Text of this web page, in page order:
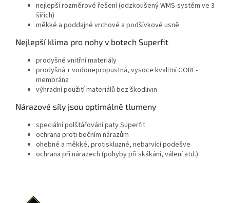
nejlepší rozměrové řešení (odzkoušený WMS-systém ve 3
šířích)
měkké a poddajné vrchové a podšívkové usně
Nejlepší klima pro nohy v botech Superfit
prodyšné vnitřní materiály
prodyšná + vodonepropustná, vysoce kvalitní GORE-
membrána
výhradní použití materiálů bez škodlivin
Nárazové síly jsou optimálně tlumeny
speciální polštářování paty Superfit
ochrana proti bočním nárazům
ohebné a měkké, protiskluzné, nebarvící podešve
ochrana při nárazech (pohyby při skákání, válení atd.)